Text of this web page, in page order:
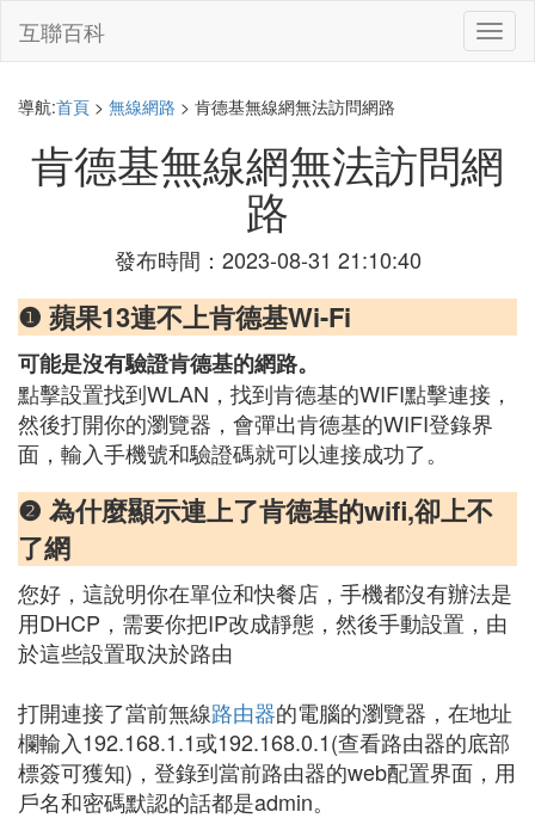
切
換
互聯百科
導航:首頁 > 無線網路 > 肯德基無線網無法訪問網路
肯德基無線網無法訪問網
路
發布時間：2023-08-31 21:10:40
❶ 蘋果13連不上肯德基Wi-Fi
可能是沒有驗證肯德基的網路。
點擊設置找到WLAN，找到肯德基的WIFI點擊連接，
然後打開你的瀏覽器，會彈出肯德基的WIFI登錄界
面，輸入手機號和驗證碼就可以連接成功了。
❷ 為什麼顯示連上了肯德基的wifi,卻上不
了網
您好，這說明你在單位和快餐店，手機都沒有辦法是
用DHCP，需要你把IP改成靜態，然後手動設置，由
於這些設置取決於路由
打開連接了當前無線路由器的電腦的瀏覽器，在地址
欄輸入192.168.1.1或192.168.0.1(查看路由器的底部
標簽可獲知)，登錄到當前路由器的web配置界面，用
戶名和密碼默認的話都是admin。